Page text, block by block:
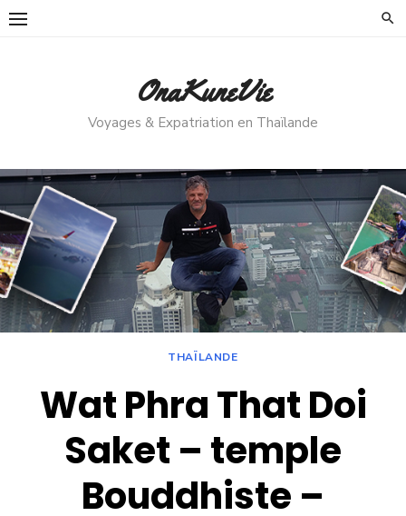
Skip
OnaKuneVie
Voyages & Expatriation en Thaïlande
THAÏLANDE
Wat Phra That Doi
Saket – temple
Bouddhiste –